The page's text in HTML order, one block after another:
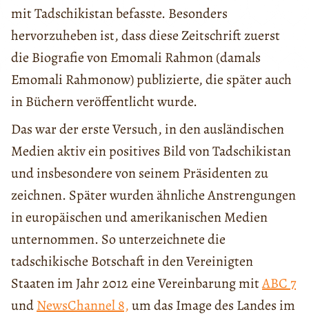
mit Tadschikistan befasste. Besonders
hervorzuheben ist, dass diese Zeitschrift zuerst
die Biografie von Emomali Rahmon (damals
Emomali Rahmonow) publizierte, die später auch
in Büchern veröffentlicht wurde.
Das war der erste Versuch, in den ausländischen
Medien aktiv ein positives Bild von Tadschikistan
und insbesondere von seinem Präsidenten zu
zeichnen. Später wurden ähnliche Anstrengungen
in europäischen und amerikanischen Medien
unternommen. So unterzeichnete die
tadschikische Botschaft in den Vereinigten
Staaten im Jahr 2012 eine Vereinbarung mitABC 7
undNewsChannel 8,um das Image des Landes im